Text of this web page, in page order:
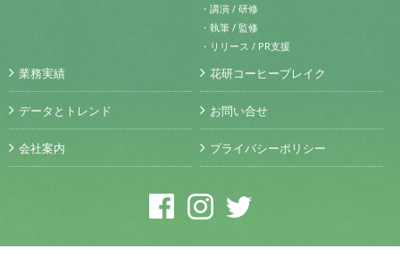
・講演 / 研修
・執筆 / 監修
・リリース / PR支援
業務実績
データとトレンド
会社案内
花研コーヒーブレイク
お問い合せ
プライバシーポリシー